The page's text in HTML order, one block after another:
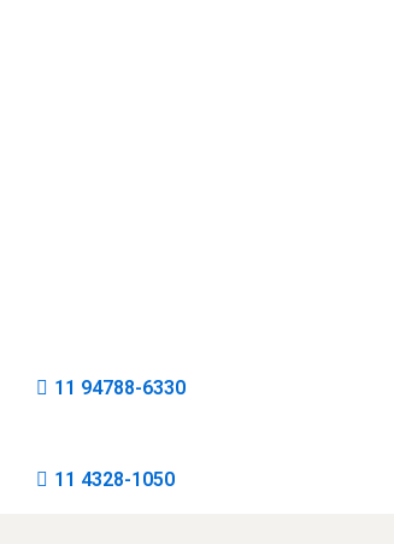
11 94788-6330
11 4328-1050